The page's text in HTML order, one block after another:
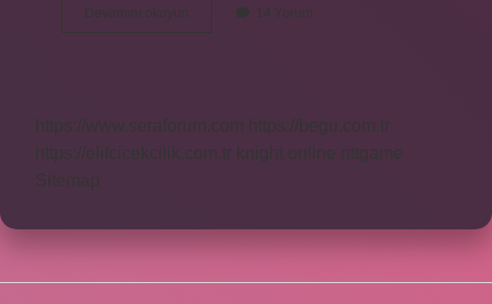
Ambalajlama 14 Yorum
https://www.seraforum.com
https://begu.com.tr
https://elifcicekcilik.com.tr
knight online
nttgame